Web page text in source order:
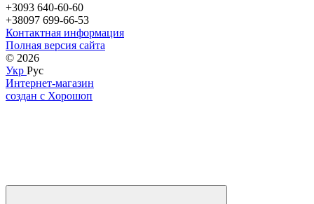
+3093 640-60-60
+38097 699-66-53
Контактная информация
Полная версия сайта
© 2026
Укр Рус
Интернет-магазин
создан с Хорошоп